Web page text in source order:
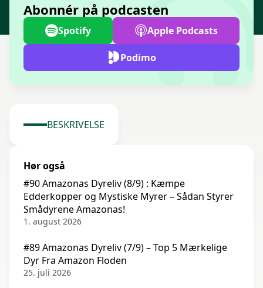
Abonnér på podcasten
Spotify Apple Podcasts
Podimo
BESKRIVELSE
Hør også
#90 Amazonas Dyreliv (8/9) : Kæmpe
Edderkopper og Mystiske Myrer – Sådan Styrer
Smådyrene Amazonas!
1. august 2026
#89 Amazonas Dyreliv (7/9) – Top 5 Mærkelige
Dyr Fra Amazon Floden
25. juli 2026